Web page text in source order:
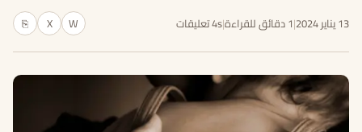
13 يناير 2024 |1 دقائق للقراءة |4s تعليقات W
X
⎘